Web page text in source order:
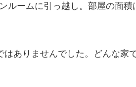
ームに引っ越し。部屋の面
ありませんでした。どんな家